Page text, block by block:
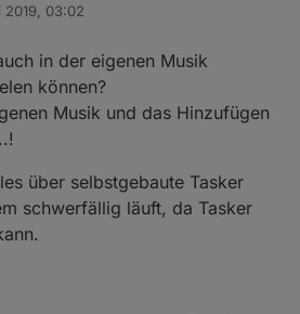
2019, 03:02
in der eigenen Musik
können?
Musik und das Hinzufügen
über selbstgebaute Tasker
schwerfällig läuft, da Tasker